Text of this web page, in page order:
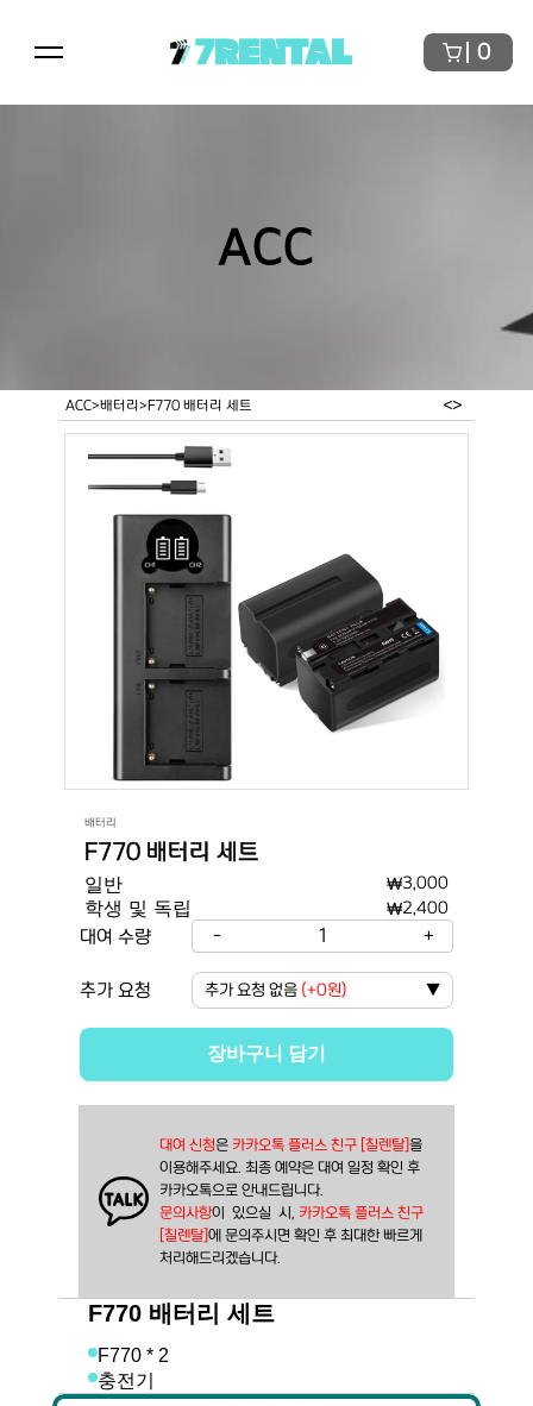
ACC
ACC>배터리>F770 배터리 세트 <>
배터리
F770 배터리 세트
일반 ₩3,000
학생 및 독립 ₩2,400
대여 수량 - 1 +
추가 요청 추가 요청 없음 (+0원) ▼
장바구니 담기
대여 신청은 카카오톡 플러스 친구 [칠렌탈] 을
이용해주세요. 최종 예약은 대여 일정 확인 후
카카오톡으로 안내드립니다.
문의사항이  있으실  시, 카카오톡 플러스 친구
[칠렌탈] 에 문의주시면 확인 후 최대한 빠르게
처리해드리겠습니다.
F770 배터리 세트
F770 * 2
충전기
7RENTAL 0